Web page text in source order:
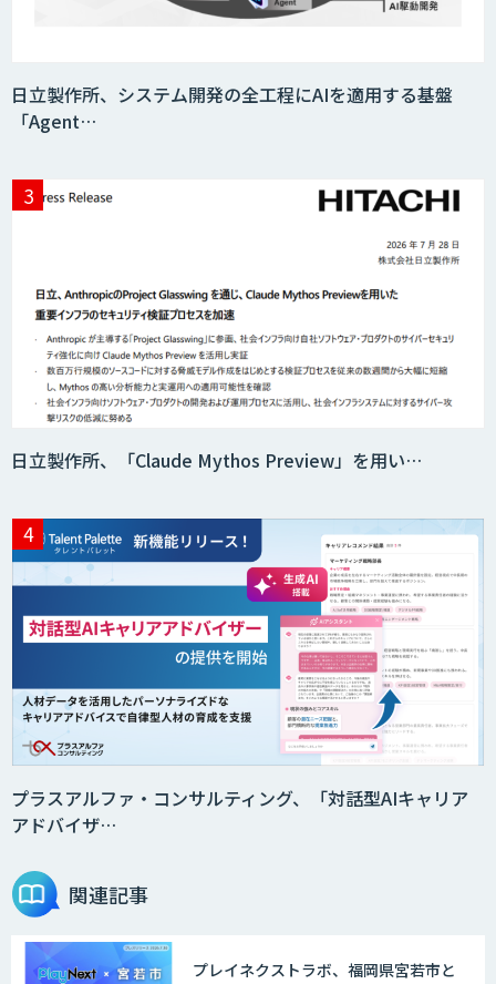
日立製作所、システム開発の全工程にAIを適用する基盤
「Agent…
日立製作所、「Claude Mythos Preview」を用い…
プラスアルファ・コンサルティング、「対話型AIキャリア
アドバイザ…
関連記事
プレイネクストラボ、福岡県宮若市と